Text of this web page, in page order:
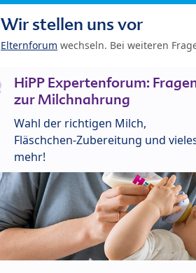
Wir stellen uns vor
Elternforum wechseln. Bei weiteren
HiPP Expertenforum:
zur Milchnahrung
Wahl der richtigen Milch,
Fläschchen-Zubereitung und
mehr!